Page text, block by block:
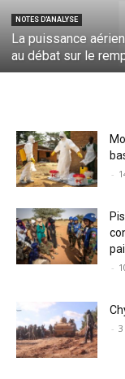
NOTES D'ANALYSE
La puissance
au débat sur le
-
-
-